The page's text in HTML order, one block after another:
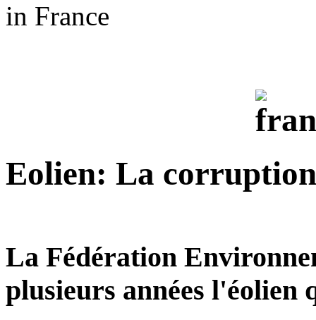
in France
Eolien: La corruption
La Fédération
plusieurs années l'éolien